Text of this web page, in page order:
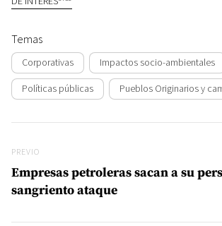
Temas
Corporativas Impactos socio-ambientales
Políticas públicas Pueblos Originarios y
Previo
PREVIO
Empresas petroleras sacan a su
sangriento ataque